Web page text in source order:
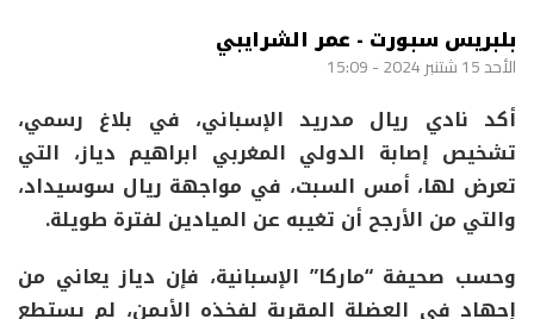
بلبريس سبورت - عمر الشرايبي
الأحد 15 شتنبر 2024 - 15:09
أكد نادي ريال مدريد الإسباني، في بلاغ رسمي،
تشخيص إصابة الدولي المغربي ابراهيم دياز، التي
تعرض لها، أمس السبت، في مواجهة ريال سوسيداد،
والتي من الأرجح أن تغيبه عن الميادين لفترة طويلة.
وحسب صحيفة “ماركا” الإسبانية، فإن دياز يعاني من
إجهاد في العضلة المقربة لفخذه الأيمن، لم يستطع